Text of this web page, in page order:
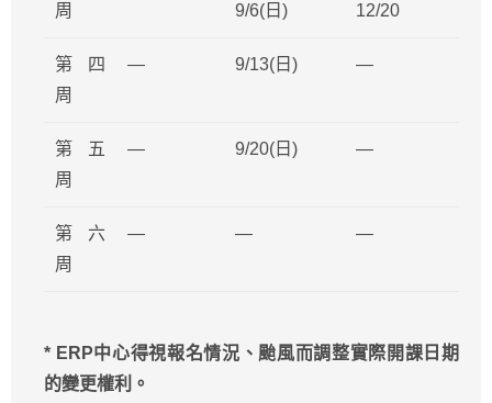
周 9/6(日) 12/20
第四
周
— 9/13(日) —
第五
周
— 9/20(日) —
第六
周
— — —
* ERP中心得視報名情況、颱風而調整實際開課日期
的變更權利。